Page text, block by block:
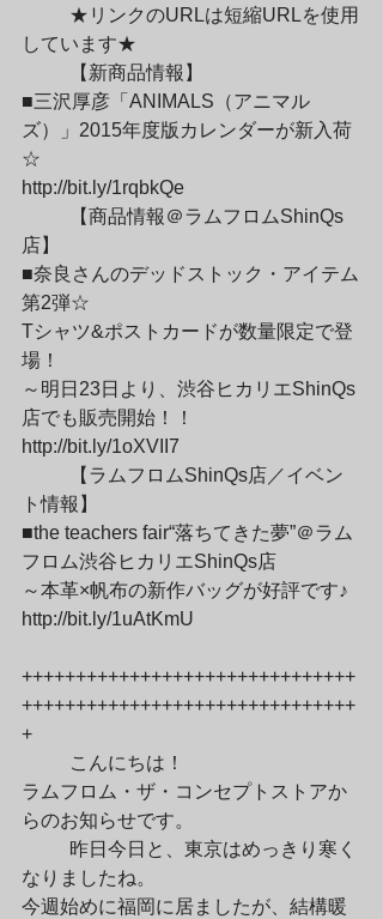
しています★
■三沢厚彦「ANIMALS（アニマル
ズ）」2015年度版カレンダーが新入荷
☆
http://bit.ly/1rqbkQe
店】
■奈良さんのデッドストック・アイテム
第2弾☆
Tシャツ&ポストカードが数量限定で登
場！
～明日23日より、渋谷ヒカリエShinQs
店でも販売開始！！
http://bit.ly/1oXVII7
ト情報】
■the teachers fair“落ちてきた夢”＠ラム
フロム渋谷ヒカリエShinQs店
～本革×帆布の新作バッグが好評です♪
http://bit.ly/1uAtKmU
+++++++++++++++++++++++++++++++
+++++++++++++++++++++++++++++++
+
ラムフロム・ザ・コンセプトストアか
らのお知らせです。
なりましたね。
今週始めに福岡に居ましたが、結構暖